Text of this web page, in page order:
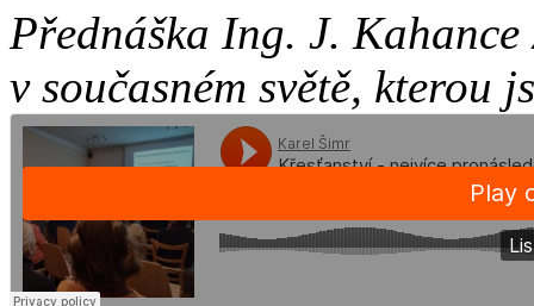
Přednáška Ing. J.
v současném světě, kterou